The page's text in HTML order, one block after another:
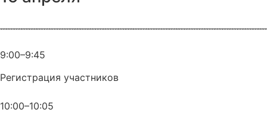
9:00–9:45
Регистрация участников
10:00–10:05